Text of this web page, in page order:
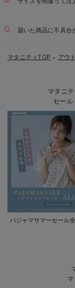
届いた商品に不具合
マタニティTOP ＞ アウ
マタニ
セー
パジャマサマーセール